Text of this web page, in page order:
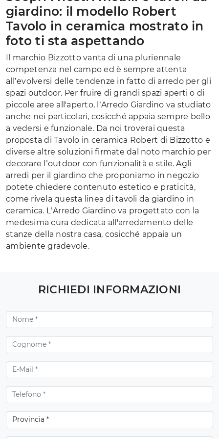
giardino: il modello Robert
Tavolo in ceramica mostrato in
foto ti sta aspettando
Il marchio Bizzotto vanta di una pluriennale
competenza nel campo ed è sempre attenta
all’evolversi delle tendenze in fatto di arredo per gli
spazi outdoor. Per fruire di grandi spazi aperti o di
piccole aree all'aperto, l’Arredo Giardino va studiato
anche nei particolari, cosicché appaia sempre bello
a vedersi e funzionale. Da noi troverai questa
proposta di Tavolo in ceramica Robert di Bizzotto e
diverse altre soluzioni firmate dal noto marchio per
decorare l’outdoor con funzionalità e stile. Agli
arredi per il giardino che proponiamo in negozio
potete chiedere contenuto estetico e praticità,
come rivela questa linea di tavoli da giardino in
ceramica. L’Arredo Giardino va progettato con la
medesima cura dedicata all'arredamento delle
stanze della nostra casa, cosicché appaia un
ambiente gradevole.
RICHIEDI INFORMAZIONI